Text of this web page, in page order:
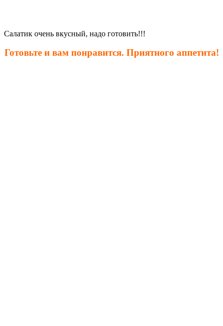
Салатик очень вкусный, надо готовить!!!
Готовьте и вам понравится. Приятного аппетита!